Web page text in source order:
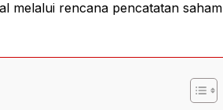
melalui rencana pencatatan saham